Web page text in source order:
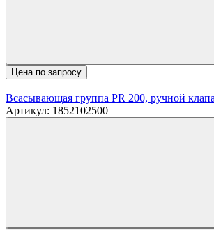
Цена по запросу
Всасывающая группа PR 200, ручной
Артикул: 1852102500